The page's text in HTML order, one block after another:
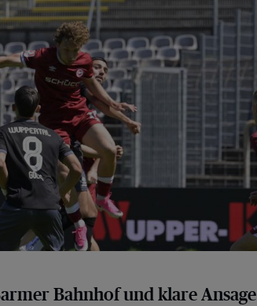
Bahnhof und klare Ansage